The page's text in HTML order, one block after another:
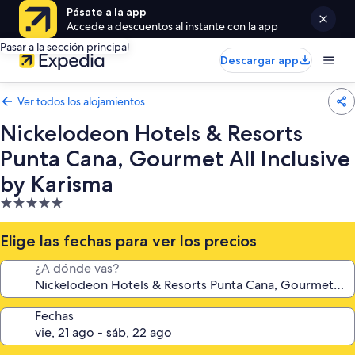
Pásate a la app
Accede a descuentos al instante con la app
Pasar a la sección principal
Descargar app
Ver todos los alojamientos
Nickelodeon Hotels & Resorts
Punta Cana, Gourmet All Inclusive
by Karisma
Alojamiento
de
5.0 estrellas
Elige las fechas para ver los precios
¿A dónde vas?
Fechas